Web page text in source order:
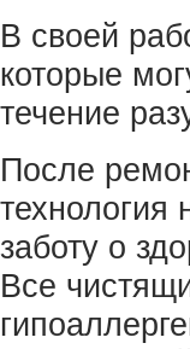
В своей
которые
течение
После
заботу о
Все